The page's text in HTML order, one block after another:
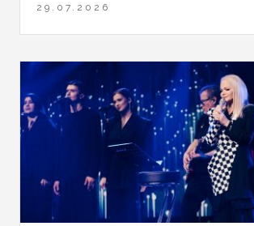
29.07.2026